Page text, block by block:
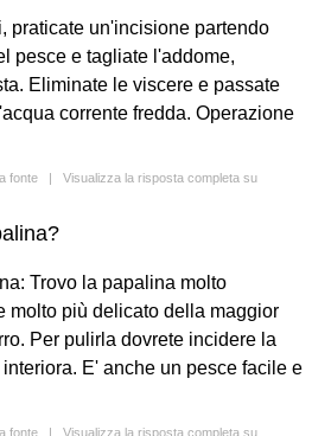
praticate un'incisione partendo
pesce e tagliate l'addome,
Eliminate le viscere e passate
corrente fredda. Operazione
fonte | Visualizza la risposta completa su
Trovo la papalina molto
molto più delicato della maggior
Per pulirla dovrete incidere la
E' anche un pesce facile e
fonte | Visualizza la risposta completa su